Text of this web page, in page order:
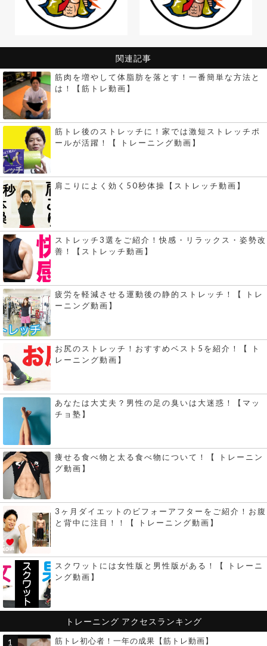
関連記事
筋肉を増やして体脂肪を落とす！一番簡単な方法と
は！【筋トレ動画】
筋トレ後のストレッチに！家では激短ストレッチポ
ールが活躍！【 トレーニング動画】
肩こりによく効く50秒体操【ストレッチ動画】
ストレッチ3選をご紹介！快感・リラックス・姿勢改
善！【ストレッチ動画】
疲労を軽減させる運動後の静的ストレッチ！【 トレ
ーニング動画】
お尻のストレッチ！おすすめベスト5を紹介！【 ト
レーニング動画】
あなたは大丈夫？男性の足の臭いは大迷惑！【マッ
チョ塾】
痩せる食べ物と太る食べ物について！【 トレーニン
グ動画】
3ヶ月ダイエットのビフォーアフターをご紹介！お腹
と背中に注目！！【 トレーニング動画】
スクワットには女性版と男性版がある！【 トレーニ
ング動画】
トレーニング アクセスランキング
筋トレ初心者！一年の成果【筋トレ動画】